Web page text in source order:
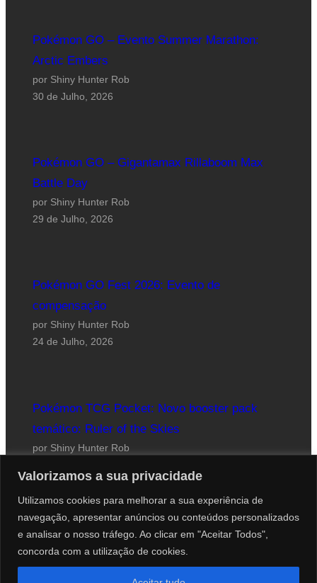
Valorizamos a sua privacidade
Utilizamos cookies para melhorar a sua experiência de
navegação, apresentar anúncios ou conteúdos personalizados
e analisar o nosso tráfego. Ao clicar em "Aceitar Todos",
concorda com a utilização de cookies.
Pokémon GO – Evento Summer Marathon:
Arctic Embers
por Shiny Hunter Rob
30 de Julho, 2026
Pokémon GO – Gigantamax Rillaboom Max
Battle Day
por Shiny Hunter Rob
29 de Julho, 2026
Pokémon GO Fest 2026: Evento de
compensação
por Shiny Hunter Rob
24 de Julho, 2026
Pokémon TCG Pocket: Novo booster pack
temático: Ruler of the Skies
por Shiny Hunter Rob
Website desenhado por Roberto Coutinho